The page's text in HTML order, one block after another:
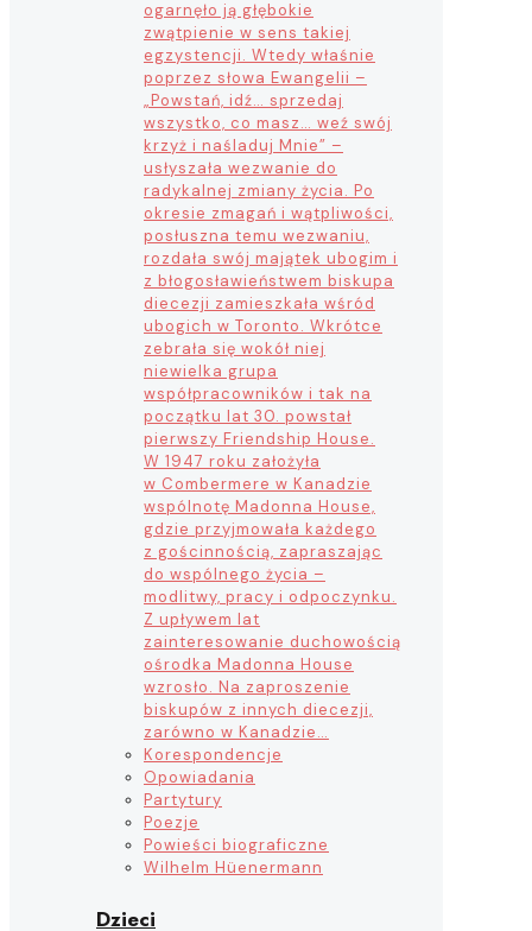
ogarnęło ją głębokie
zwątpienie w sens takiej
egzystencji. Wtedy właśnie
poprzez słowa Ewangelii –
„Powstań, idź… sprzedaj
wszystko, co masz… weź swój
krzyż i naśladuj Mnie” –
usłyszała wezwanie do
radykalnej zmiany życia. Po
okresie zmagań i wątpliwości,
posłuszna temu wezwaniu,
rozdała swój majątek ubogim i
z błogosławieństwem biskupa
diecezji zamieszkała wśród
ubogich w Toronto. Wkrótce
zebrała się wokół niej
niewielka grupa
współpracowników i tak na
początku lat 30. powstał
pierwszy Friendship House.
W 1947 roku założyła
w Combermere w Kanadzie
wspólnotę Madonna House,
gdzie przyjmowała każdego
z gościnnością, zapraszając
do wspólnego życia –
modlitwy, pracy i odpoczynku.
Z upływem lat
zainteresowanie duchowością
ośrodka Madonna House
wzrosło. Na zaproszenie
biskupów z innych diecezji,
zarówno w Kanadzie…
Korespondencje
Opowiadania
Partytury
Poezje
Powieści biograficzne
Wilhelm Hüenermann
Dzieci